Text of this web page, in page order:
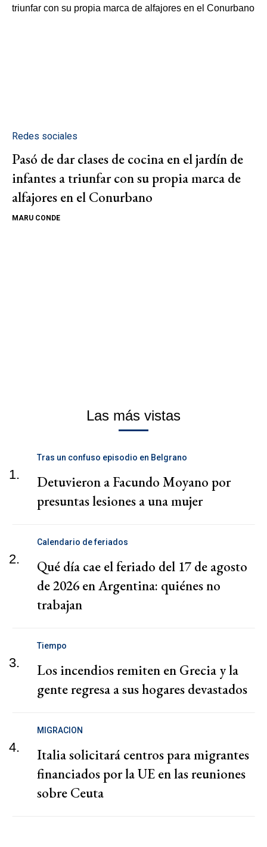
Redes sociales
Pasó de dar clases de cocina en el jardín de
infantes a triunfar con su propia marca de
alfajores en el Conurbano
MARU CONDE
Las más vistas
1.
Tras un confuso episodio en Belgrano
Detuvieron a Facundo Moyano por
presuntas lesiones a una mujer
2.
Calendario de feriados
Qué día cae el feriado del 17 de agosto
de 2026 en Argentina: quiénes no
trabajan
3.
Tiempo
Los incendios remiten en Grecia y la
gente regresa a sus hogares devastados
4.
MIGRACION
Italia solicitará centros para migrantes
financiados por la UE en las reuniones
sobre Ceuta